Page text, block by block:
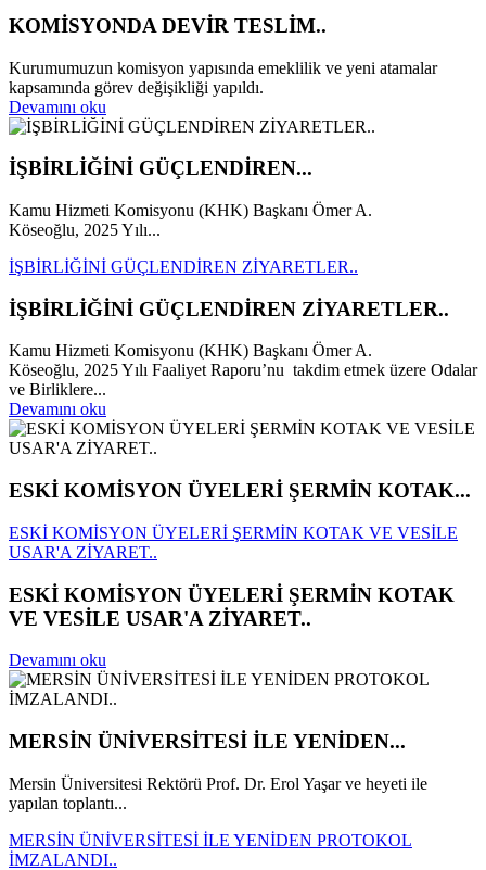
KOMİSYONDA DEVİR TESLİM..
Kurumumuzun komisyon yapısında emeklilik ve yeni atamalar
kapsamında görev değişikliği yapıldı.
Devamını oku
İŞBİRLİĞİNİ GÜÇLENDİREN...
Kamu Hizmeti Komisyonu (KHK) Başkanı Ömer A.
Köseoğlu, 2025 Yılı...
İŞBİRLİĞİNİ GÜÇLENDİREN ZİYARETLER..
İŞBİRLİĞİNİ GÜÇLENDİREN ZİYARETLER..
Kamu Hizmeti Komisyonu (KHK) Başkanı Ömer A.
Köseoğlu, 2025 Yılı Faaliyet Raporu’nu takdim etmek üzere Odalar
ve Birliklere...
Devamını oku
ESKİ KOMİSYON ÜYELERİ ŞERMİN KOTAK...
ESKİ KOMİSYON ÜYELERİ ŞERMİN KOTAK VE VESİLE
USAR'A ZİYARET..
ESKİ KOMİSYON ÜYELERİ ŞERMİN KOTAK
VE VESİLE USAR'A ZİYARET..
Devamını oku
MERSİN ÜNİVERSİTESİ İLE YENİDEN...
Mersin Üniversitesi Rektörü Prof. Dr. Erol Yaşar ve heyeti ile
yapılan toplantı...
MERSİN ÜNİVERSİTESİ İLE YENİDEN PROTOKOL
İMZALANDI..